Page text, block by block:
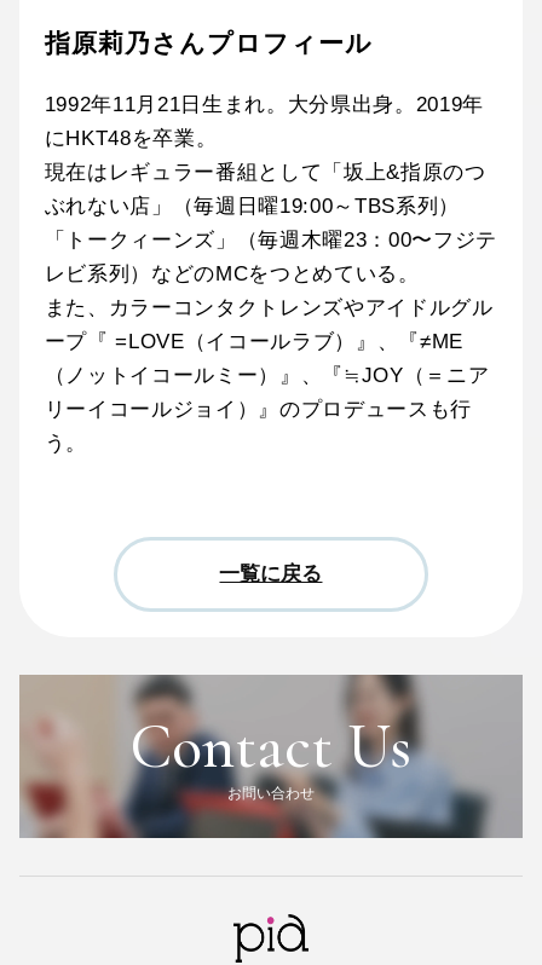
指原莉乃さんプロフィール
1992年11月21日生まれ。大分県出身。2019年
にHKT48を卒業。
現在はレギュラー番組として「坂上&指原のつ
ぶれない店」（毎週日曜19:00～TBS系列）
「トークィーンズ」（毎週木曜23：00〜フジテ
レビ系列）などのMCをつとめている。
また、カラーコンタクトレンズやアイドルグル
ープ『 =LOVE（イコールラブ）』、『≠ME
（ノットイコールミー）』、『≒JOY（＝ニア
リーイコールジョイ）』のプロデュースも行
う。
一覧に戻る
Contact Us
お問い合わせ